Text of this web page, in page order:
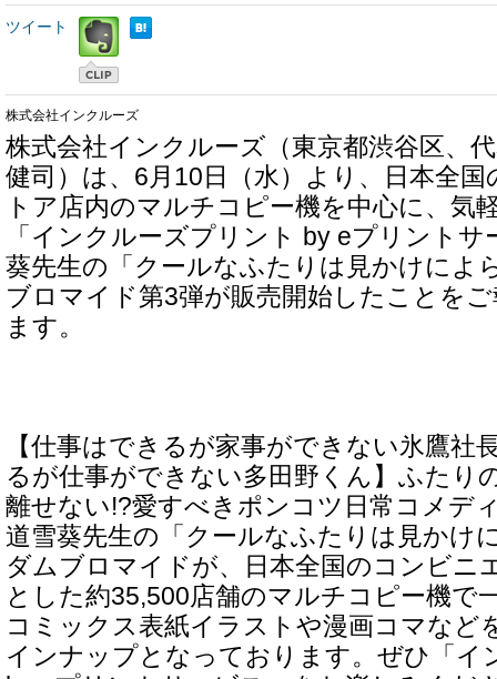
ツイート
株式会社インクルーズ
株式会社インクルーズ（東京都渋谷区、
健司）は、6月10日（水）より、日本全
トア店内のマルチコピー機を中心に、気
「インクルーズプリント by eプリント
葵先生の「クールなふたりは見かけによ
ブロマイド第3弾が販売開始したことを
ます。
【仕事はできるが家事ができない氷鷹社
るが仕事ができない多田野くん】ふたり
離せない!?愛すべきポンコツ日常コメデ
道雪葵先生の「クールなふたりは見かけ
ダムブロマイドが、日本全国のコンビニ
とした約35,500店舗のマルチコピー機で
コミックス表紙イラストや漫画コマなど
インナップとなっております。ぜひ「イ